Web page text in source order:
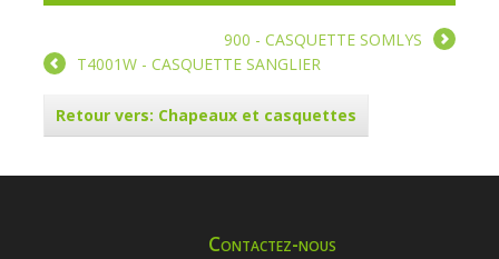
900 - CASQUETTE SOMLYS
T4001W - CASQUETTE SANGLIER
Retour vers: Chapeaux et casquettes
Contactez-nous